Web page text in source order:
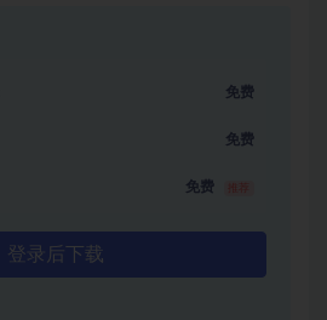
免费
免费
免费
登录后下载